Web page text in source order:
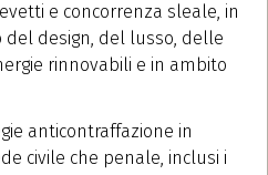
e concorrenza sleale, in
design, del lusso, delle
rinnovabili e in ambito
anticontraffazione in
civile che penale, inclusi i